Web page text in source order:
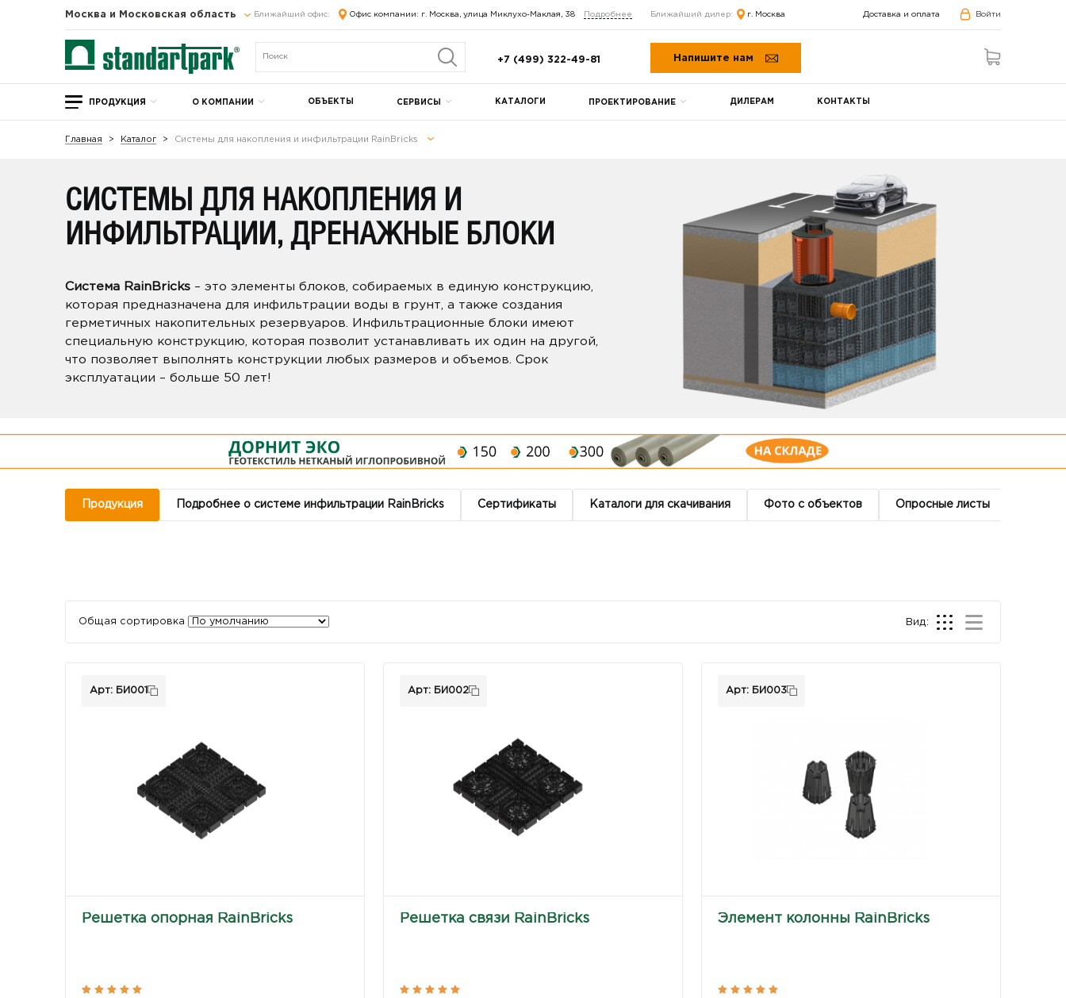
Москва и Московская область Ближайший офис: Офис компании: г. Москва, улица Миклухо-Маклая, 38 Подробнее Ближайший дилер: г. Москва Доставка и оплата Войти
+7 (499) 322-49-81 Напишите нам
ПРОДУКЦИЯ О КОМПАНИИ ОБЪЕКТЫ СЕРВИСЫ КАТАЛОГИ ПРОЕКТИРОВАНИЕ ДИЛЕРАМ КОНТАКТЫ
Главная Каталог Системы для накопления и инфильтрации RainBricks
СИСТЕМЫ ДЛЯ НАКОПЛЕНИЯ И
ИНФИЛЬТРАЦИИ, ДРЕНАЖНЫЕ БЛОКИ
Система RainBricks – это элементы блоков, собираемых в единую конструкцию,
которая предназначена для инфильтрации воды в грунт, а также создания
герметичных накопительных резервуаров. Инфильтрационные блоки имеют
специальную конструкцию, которая позволит устанавливать их один на другой,
что позволяет выполнять конструкции любых размеров и объемов. Срок
эксплуатации – больше 50 лет!
Продукция Подробнее о системе инфильтрации RainBricks Сертификаты Каталоги для скачивания Фото с объектов Опросные листы
Общая сортировка Вид:
Арт: БИ001
Решетка опорная RainBricks
Арт: БИ002
Решетка связи RainBricks
Арт: БИ003
Элемент колонны RainBricks